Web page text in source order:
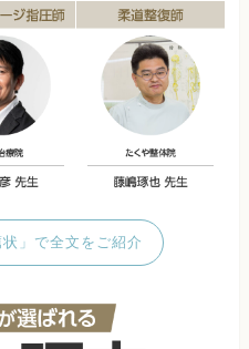
」で全文をご紹介